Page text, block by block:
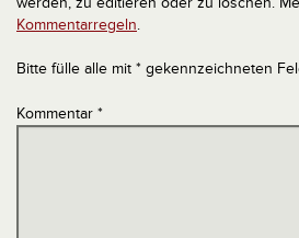
Kommentarregeln.
Bitte fülle alle mit * gekennzeichneten
Kommentar *